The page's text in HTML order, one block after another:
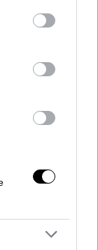
may click to
party tags to
below Google
, έγινε
που ήταν
και το
και
όσο
στον
θα
για τη